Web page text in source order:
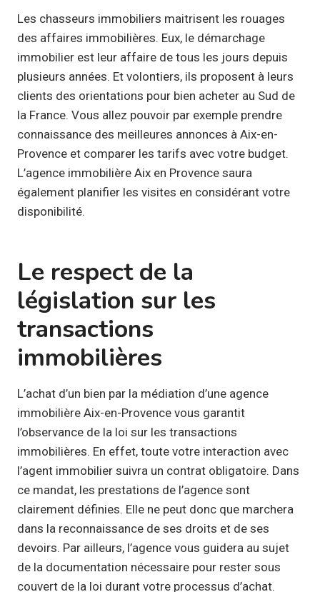
Les chasseurs immobiliers maitrisent les rouages
des affaires immobilières. Eux, le démarchage
immobilier est leur affaire de tous les jours depuis
plusieurs années. Et volontiers, ils proposent à leurs
clients des orientations pour bien acheter au Sud de
la France. Vous allez pouvoir par exemple prendre
connaissance des meilleures annonces à Aix-en-
Provence et comparer les tarifs avec votre budget.
L’agence immobilière Aix en Provence saura
également planifier les visites en considérant votre
disponibilité.
Le respect de la
législation sur les
transactions
immobilières
L’achat d’un bien par la médiation d’une agence
immobilière Aix-en-Provence vous garantit
l’observance de la loi sur les transactions
immobilières. En effet, toute votre interaction avec
l’agent immobilier suivra un contrat obligatoire. Dans
ce mandat, les prestations de l’agence sont
clairement définies. Elle ne peut donc que marchera
dans la reconnaissance de ses droits et de ses
devoirs. Par ailleurs, l’agence vous guidera au sujet
de la documentation nécessaire pour rester sous
couvert de la loi durant votre processus d’achat.